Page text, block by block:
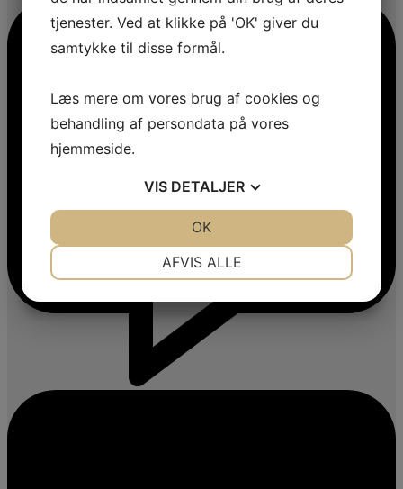
tjenester. Ved at klikke på 'OK' giver du
samtykke til disse formål.
Læs mere om vores brug af cookies og
behandling af persondata på vores
hjemmeside.
VIS DETALJER
MARKETING STATISTIK
AFVIS ALLE
OK